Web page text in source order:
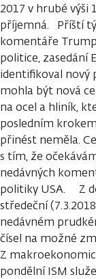
2017 v hrubé výši
příjemná. Příští
komentáře
politice, zasedání
identifikoval
mohla být nová
na ocel a hliník,
posledním
přinést neměla.
s tím, že
nedávných
politiky USA. Z
středeční
nedávném
čísel na možné
Z
pondělní ISM